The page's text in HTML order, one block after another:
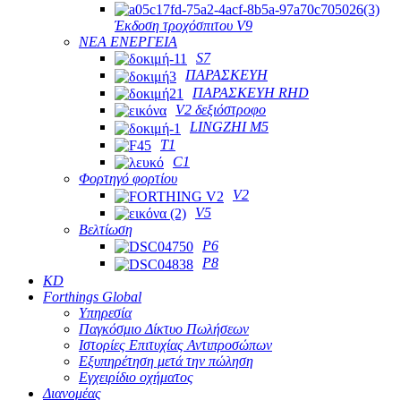
Έκδοση τροχόσπιτου V9
ΝΕΑ ΕΝΕΡΓΕΙΑ
S7
ΠΑΡΑΣΚΕΥΗ
ΠΑΡΑΣΚΕΥΗ RHD
V2 δεξιόστροφο
LINGZHI M5
T1
C1
Φορτηγό φορτίου
V2
V5
Βελτίωση
P6
P8
KD
Forthings Global
Υπηρεσία
Παγκόσμιο Δίκτυο Πωλήσεων
Ιστορίες Επιτυχίας Αντιπροσώπων
Εξυπηρέτηση μετά την πώληση
Εγχειρίδιο οχήματος
Διανομέας